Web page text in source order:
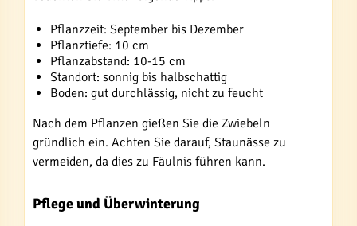
Pflanzzeit: September bis Dezember
Pflanztiefe: 10 cm
Pflanzabstand: 10-15 cm
Standort: sonnig bis halbschattig
Boden: gut durchlässig, nicht zu feucht
Nach dem Pflanzen gießen Sie die Zwiebeln
gründlich ein. Achten Sie darauf, Staunässe zu
vermeiden, da dies zu Fäulnis führen kann.
Pflege und Überwinterung